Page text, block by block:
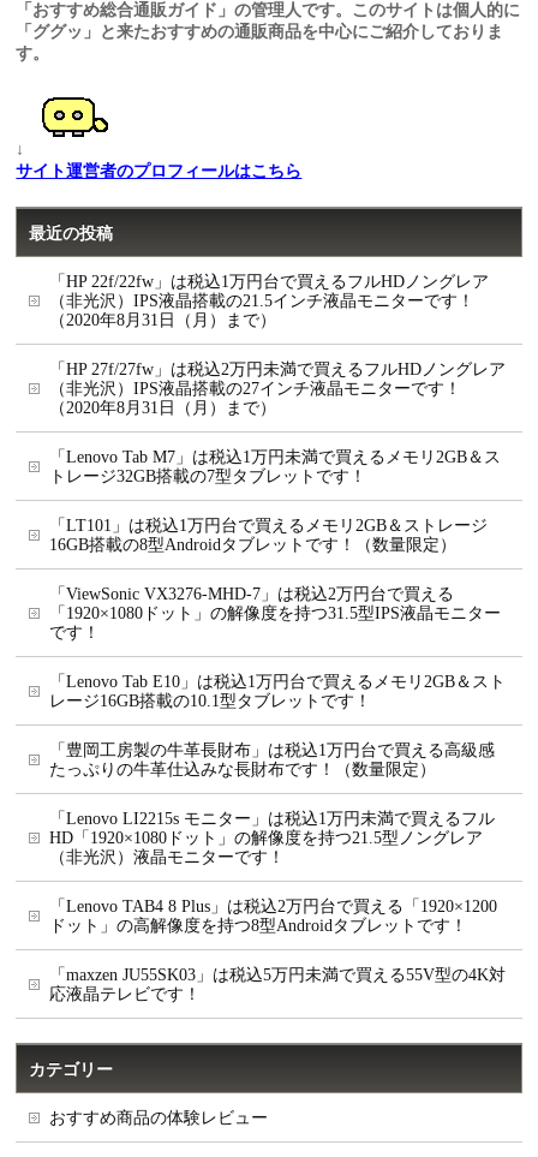
「おすすめ総合通販ガイド」の管理人です。このサイトは個人的に
「ググッ」と来たおすすめの通販商品を中心にご紹介しておりま
す。
↓
サイト運営者のプロフィールはこちら
最近の投稿
「HP 22f/22fw」は税込1万円台で買えるフルHDノングレア
（非光沢）IPS液晶搭載の21.5インチ液晶モニターです！
（2020年8月31日（月）まで）
「HP 27f/27fw」は税込2万円未満で買えるフルHDノングレア
（非光沢）IPS液晶搭載の27インチ液晶モニターです！
（2020年8月31日（月）まで）
「Lenovo Tab M7」は税込1万円未満で買えるメモリ2GB＆ス
トレージ32GB搭載の7型タブレットです！
「LT101」は税込1万円台で買えるメモリ2GB＆ストレージ
16GB搭載の8型Androidタブレットです！（数量限定）
「ViewSonic VX3276-MHD-7」は税込2万円台で買える
「1920×1080ドット」の解像度を持つ31.5型IPS液晶モニター
です！
「Lenovo Tab E10」は税込1万円台で買えるメモリ2GB＆スト
レージ16GB搭載の10.1型タブレットです！
「豊岡工房製の牛革長財布」は税込1万円台で買える高級感
たっぷりの牛革仕込みな長財布です！（数量限定）
「Lenovo LI2215s モニター」は税込1万円未満で買えるフル
HD「1920×1080ドット」の解像度を持つ21.5型ノングレア
（非光沢）液晶モニターです！
「Lenovo TAB4 8 Plus」は税込2万円台で買える「1920×1200
ドット」の高解像度を持つ8型Androidタブレットです！
「maxzen JU55SK03」は税込5万円未満で買える55V型の4K対
応液晶テレビです！
カテゴリー
おすすめ商品の体験レビュー